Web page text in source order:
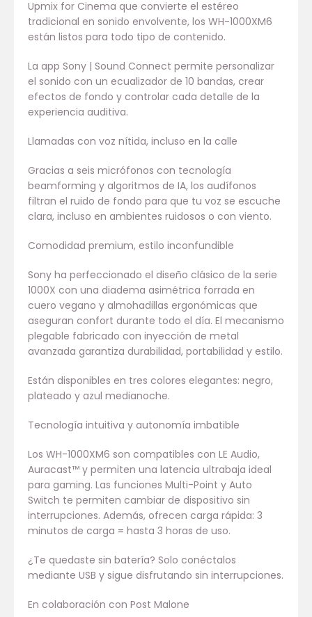
Upmix for Cinema que convierte el estéreo
tradicional en sonido envolvente, los WH-1000XM6
están listos para todo tipo de contenido.
La app Sony | Sound Connect permite personalizar
el sonido con un ecualizador de 10 bandas, crear
efectos de fondo y controlar cada detalle de la
experiencia auditiva.
Llamadas con voz nítida, incluso en la calle
Gracias a seis micrófonos con tecnología
beamforming y algoritmos de IA, los audífonos
filtran el ruido de fondo para que tu voz se escuche
clara, incluso en ambientes ruidosos o con viento.
Comodidad premium, estilo inconfundible
Sony ha perfeccionado el diseño clásico de la serie
1000X con una diadema asimétrica forrada en
cuero vegano y almohadillas ergonómicas que
aseguran confort durante todo el día. El mecanismo
plegable fabricado con inyección de metal
avanzada garantiza durabilidad, portabilidad y estilo.
Están disponibles en tres colores elegantes: negro,
plateado y azul medianoche.
Tecnología intuitiva y autonomía imbatible
Los WH-1000XM6 son compatibles con LE Audio,
Auracast™ y permiten una latencia ultrabaja ideal
para gaming. Las funciones Multi-Point y Auto
Switch te permiten cambiar de dispositivo sin
interrupciones. Además, ofrecen carga rápida: 3
minutos de carga = hasta 3 horas de uso.
¿Te quedaste sin batería? Solo conéctalos
mediante USB y sigue disfrutando sin interrupciones.
En colaboración con Post Malone